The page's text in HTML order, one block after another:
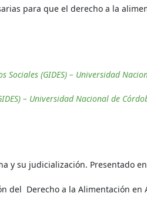
para que el derecho a la
(GIDES) – Universidad
– Universidad Nacional de
su judicialización. Presentado
del Derecho a la Alimentación